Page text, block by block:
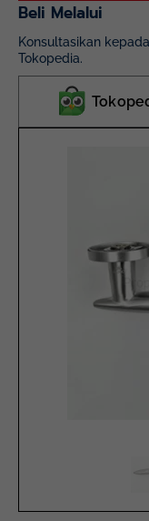
Beli Melalui
Konsultasikan
Tokopedia.